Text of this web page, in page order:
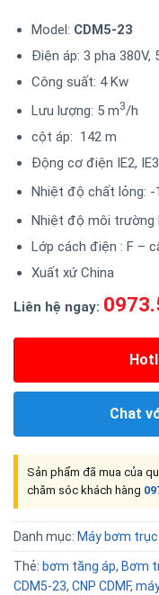
Model: CDM5-23
Điện áp: 3 pha 380V,
Công suất: 4 Kw
Lưu lượng: 5 m3/h
cột áp: 142 m
Động cơ điện IE2, IE3
Nhiệt độ chất lỏng: -
Nhiệt độ môi trường
Lớp cách điện : F –
Xuất xứ China
Liên hệ ngay:
Chat
Sản phẩm đã mua của
chăm sóc khách hàng
Danh mục: Máy bơm
Thẻ: bơm tăng áp, Bơm
CDM5-23, CNP CDMF,